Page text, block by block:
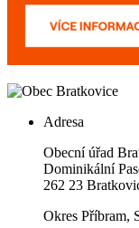
Adresa
Obecní úřad
Dominikální
262 23
Okres Příbram,